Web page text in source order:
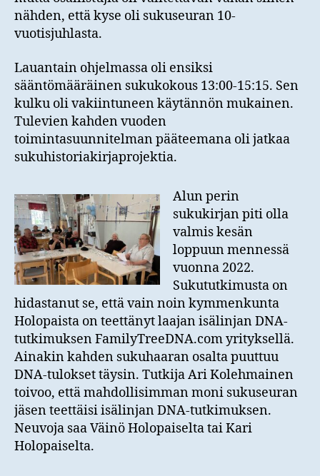
nähden, että kyse oli sukuseuran 10-
vuotisjuhlasta.
Lauantain ohjelmassa oli ensiksi
sääntömääräinen sukukokous 13:00-15:15. Sen
kulku oli vakiintuneen käytännön mukainen.
Tulevien kahden vuoden
toimintasuunnitelman pääteemana oli jatkaa
sukuhistoriakirjaprojektia.
Alun perin
sukukirjan piti olla
valmis kesän
loppuun mennessä
vuonna 2022.
Sukututkimusta on
hidastanut se, että vain noin kymmenkunta
Holopaista on teettänyt laajan isälinjan DNA-
tutkimuksen FamilyTreeDNA.com yrityksellä.
Ainakin kahden sukuhaaran osalta puuttuu
DNA-tulokset täysin. Tutkija Ari Kolehmainen
toivoo, että mahdollisimman moni sukuseuran
jäsen teettäisi isälinjan DNA-tutkimuksen.
Neuvoja saa Väinö Holopaiselta tai Kari
Holopaiselta.